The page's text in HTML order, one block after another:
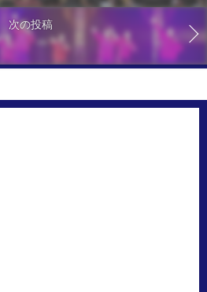
次の投稿